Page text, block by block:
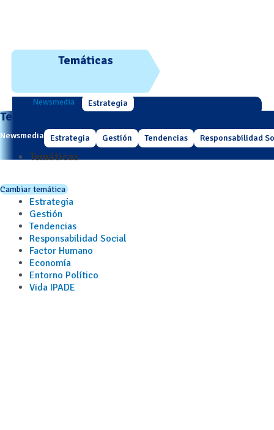
Temáticas
Newsmedia Estrategia
Temáticas
Newsmedia Estrategia Gestión Tendencias Responsabilidad
Temáticas
Cambiar temática
Estrategia
Gestión
Tendencias
Responsabilidad Social
Factor Humano
Economía
Entorno Político
Vida IPADE